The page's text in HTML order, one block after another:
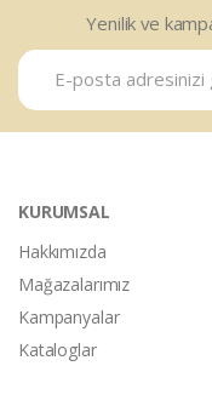
Yenilik ve
KURUMSAL
Hakkımızda
Mağazalarımız
Kampanyalar
Kataloglar